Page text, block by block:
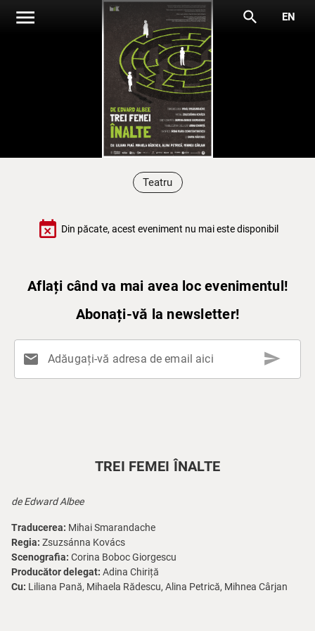
menu search EN
Teatru
event_busy Din păcate, acest eveniment nu mai este disponibil
Aflați când va mai avea loc evenimentul!
Abonați-vă la newsletter!
mail Adăugați-vă adresa de email aici send
TREI FEMEI ÎNALTE
de Edward Albee
Traducerea: Mihai Smarandache
Regia: Zsuzsánna Kovács
Scenografia: Corina Boboc Giorgescu
Producător delegat: Adina Chiriță
Cu: Liliana Pană, Mihaela Rădescu, Alina Petrică, Mihnea Cârjan